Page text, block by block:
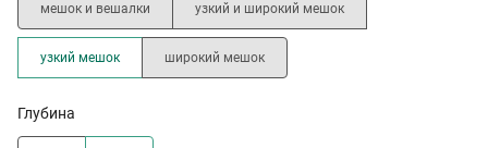
мешок и вешалки узкий и широкий мешок
узкий мешок широкий мешок
Глубина